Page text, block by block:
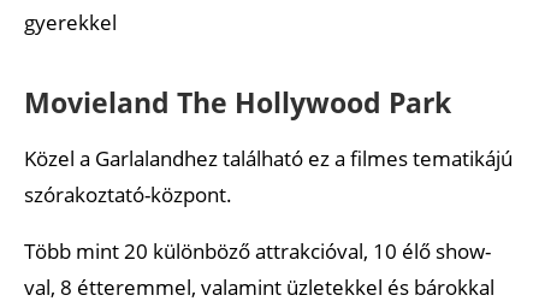
gyerekkel
Movieland The Hollywood Park
Közel a Garlalandhez található ez a filmes tematikájú
szórakoztató-központ.
Több mint 20 különböző attrakcióval, 10 élő show-
val, 8 étteremmel, valamint üzletekkel és bárokkal